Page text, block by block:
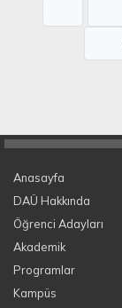
Anasayfa
DAÜ Hakkında
Öğrenci Adayları
Akademik
Programlar
Kampüs